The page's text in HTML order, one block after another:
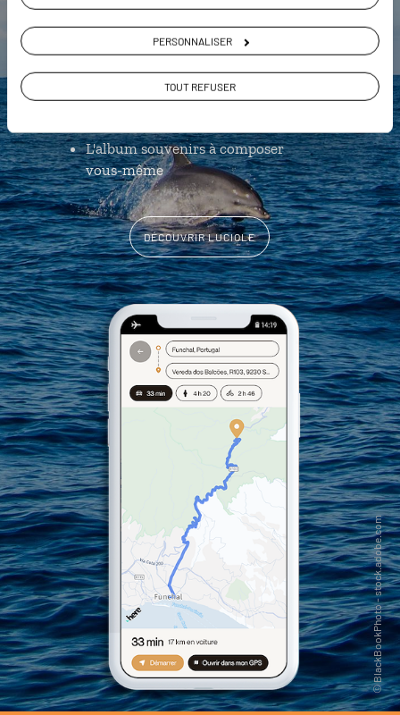
PERSONNALISER
TOUT REFUSER
L’itinéraire vers votrequintaen 1
Les plus belleslevadas
L'album souvenirs à composer
vous-même
DÉCOUVRIR LUCIOLE